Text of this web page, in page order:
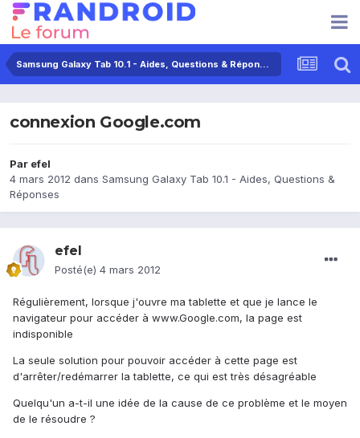
Samsung Galaxy Tab 10.1 - Aides, Questions & Réponses
connexion Google.com
Par efel
4 mars 2012 dans Samsung Galaxy Tab 10.1 - Aides, Questions &
Réponses
efel
Posté(e) 4 mars 2012
Régulièrement, lorsque j'ouvre ma tablette et que je lance le
navigateur pour accéder à www.Google.com, la page est
indisponible
La seule solution pour pouvoir accéder à cette page est
d'arrêter/redémarrer la tablette, ce qui est très désagréable
Quelqu'un a-t-il une idée de la cause de ce problème et le moyen
de le résoudre ?